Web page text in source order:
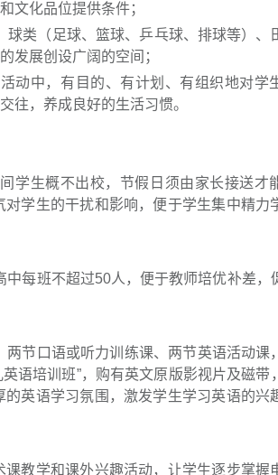
文化品位提供条件；
类（足球、篮球、乒乓球、排球等）、
发展创设广阔的空间；
动中，有目的、有计划、有组织地对学
往，养成良好的生活习惯。
学生概不出校，节假日须由家长接送才
学生的干扰和影响，便于学生集中精力
每班不超过50人，便于教师培优补差，
两节口语或听力训练课、两节英语活动课
语培训班”，购有英文原版影视片及磁带
英语学习氛围，激发学生学习英语的兴
教学和课外兴趣活动，让学生逐步掌握